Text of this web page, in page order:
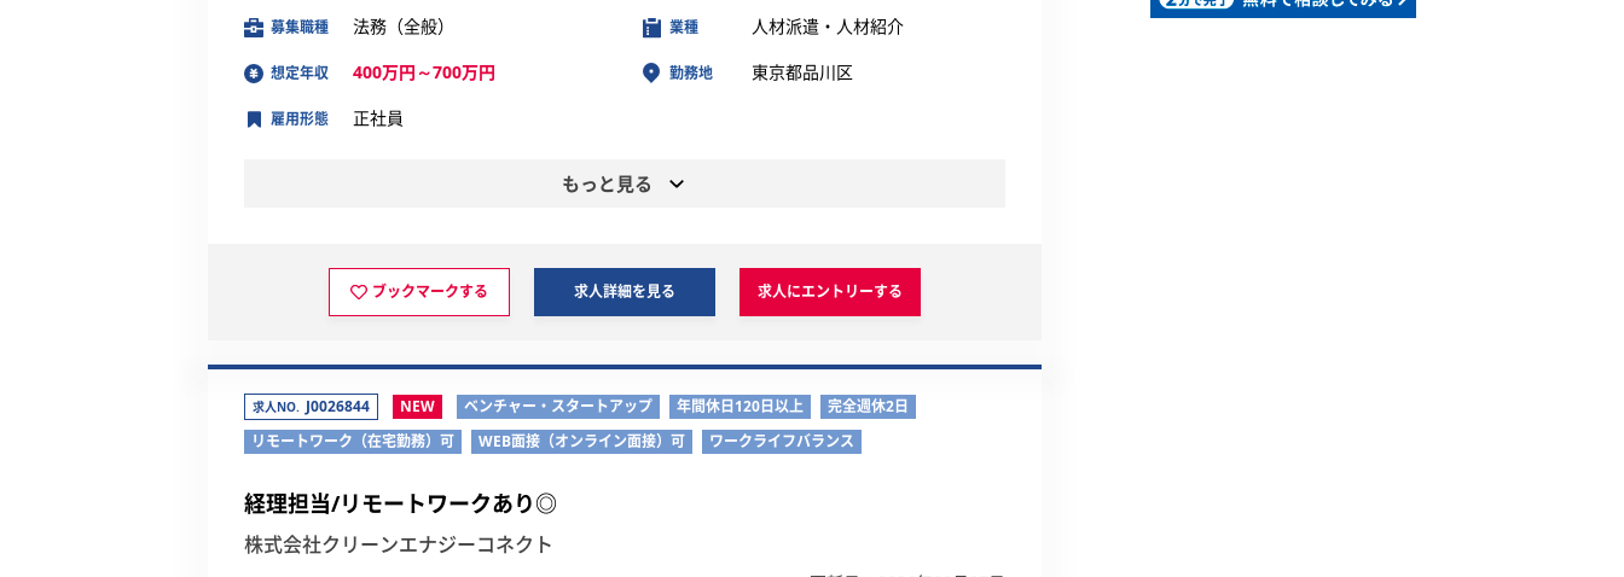
募集職種 法務（全般）
想定年収 400万円～700万円
業種 人材派遣・人材紹介
勤務地 東京都品川区
雇用形態 正社員
もっと見る
ブックマークする 求人詳細を見る 求人にエントリーする
求人NO. J0026844 NEW ベンチャー・スタートアップ 年間休日120日以上
完全週休2日
リモートワーク（在宅勤務）可
WEB面接（オンライン面接）可 ワークライフバランス
経理担当/リモートワークあり◎
株式会社クリーンエナジーコネクト